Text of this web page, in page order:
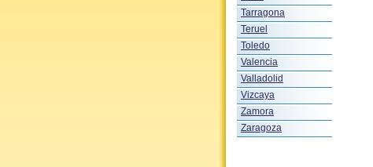
Tarragona
Teruel
Toledo
Valencia
Valladolid
Vizcaya
Zamora
Zaragoza